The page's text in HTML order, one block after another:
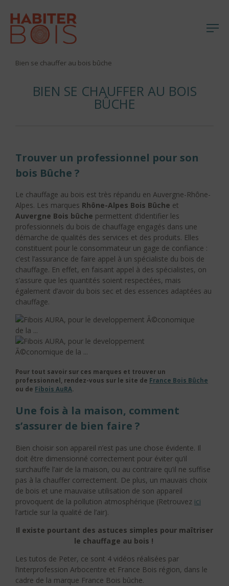
AllerBien se chauffer au bois bûche
BIEN SE CHAUFFER AU BOIS
BÛCHE
Trouver un professionnel pour son
bois Bûche ?
Le chauffage au bois est très répandu en Auvergne-Rhône-
Alpes. Les marques Rhône-Alpes Bois Bûche et
Auvergne Bois bûche permettent d’identifier les
professionnels du bois de chauffage engagés dans une
démarche de qualités des services et des produits. Elles
constituent pour le consommateur un gage de confiance :
c’est l’assurance de faire appel à un spécialiste du bois de
chauffage. En effet, en faisant appel à des spécialistes, on
s’assure que les quantités soient respectées, mais
également d’avoir du bois sec et des essences adaptées au
chauffage.
Pour tout savoir sur ces marques et trouver un
professionnel, rendez-vous sur le site de France Bois Bûche
ou de Fibois AuRA
Une fois à la maison, comment
s’assurer de bien faire ?
Bien choisir son appareil n’est pas une chose évidente. Il
doit être dimensionné correctement pour éviter qu’il
surchauffe l’air de la maison, ou au contraire qu’il ne suffise
pas à la chauffer correctement. De plus, un mauvais choix
de bois et une mauvaise utilisation de son appareil
provoquent de la pollution atmosphérique (Retrouvez ici
l’article sur la qualité de l’air).
Il existe pourtant des astuces simples pour maîtriser
le chauffage au bois !
Les tutos de Peter, ce sont 4 vidéos réalisées par
l’interprofession Arbocentre et France Bois région, dans le
cadre de la marque France Bois bûche.